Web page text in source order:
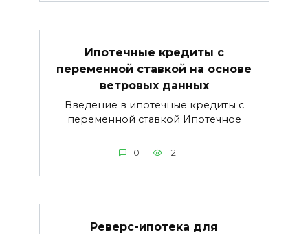
Ипотечные кредиты с
переменной ставкой на основе
ветровых данных
Введение в ипотечные кредиты с
переменной ставкой Ипотечное
0 12
Реверс-ипотека для